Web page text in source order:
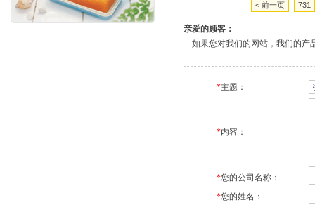
< 前一页 731
亲爱的顾客：
如果您对我们的网站，我们的产
*主题：
*内容：
*您的公司名称：
*您的姓名：